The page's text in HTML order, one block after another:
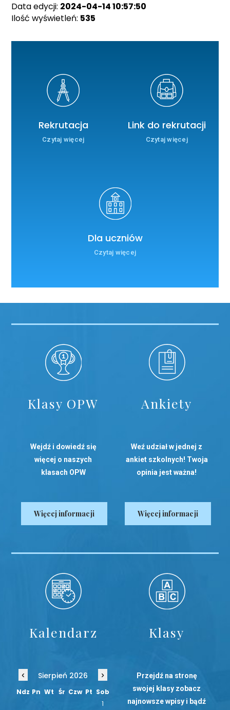
Data edycji: 2024-04-14 10:57:50
Ilość wyświetleń: 535
Rekrutacja
Czytaj więcej
Link do rekrutacji
Czytaj więcej
Dla uczniów
Czytaj więcej
Klasy OPW
Wejdź i dowiedź się
więcej o naszych
klasach OPW
Więcej informacji
Ankiety
Weź udział w jednej z
ankiet szkolnych! Twoja
opinia jest ważna!
Więcej informacji
Kalendarz
‹ Sierpień 2026 ›
Ndz Pn Wt Śr Czw Pt Sob
1
Klasy
Przejdź na stronę
swojej klasy zobacz
najnowsze wpisy i bądź